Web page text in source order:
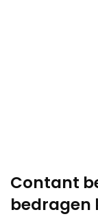
Contant
bedragen